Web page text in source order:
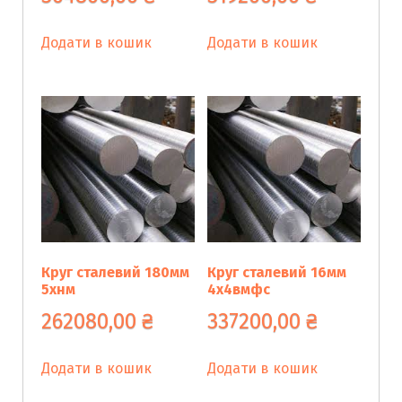
Додати в кошик Додати в кошик
Круг сталевий 180мм
5хнм
262080,00 ₴
Додати в кошик
Круг сталевий 16мм
4х4вмфс
337200,00₴
Додати в кошик